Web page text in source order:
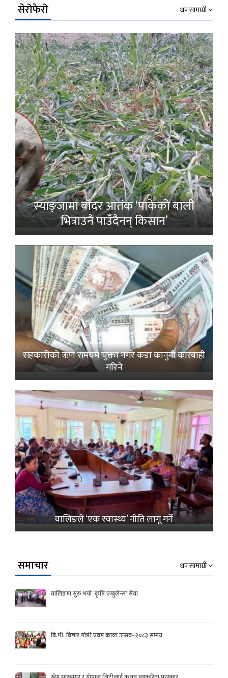
सेरोफेरो थप सामाग्री
स्याङ्जामा बाँदर आतंक ‘पाकेको बाली
भित्राउनै पाउँदैनन् किसान’
सहकारीको ऋण समयमै चुक्ता नगरे कडा कानुनी कारबाही
गरिने
वालिङले ‘एक स्वास्थ्य’ नीति लागू गर्ने
समाचार थप सामाग्री
वालिङमा सुरु भयो ‘कृषि एम्बुलेन्स’ सेवा
बि.पी. विचार गोष्ठी एवम काव्य उत्सव- २०८३ सम्पन्न